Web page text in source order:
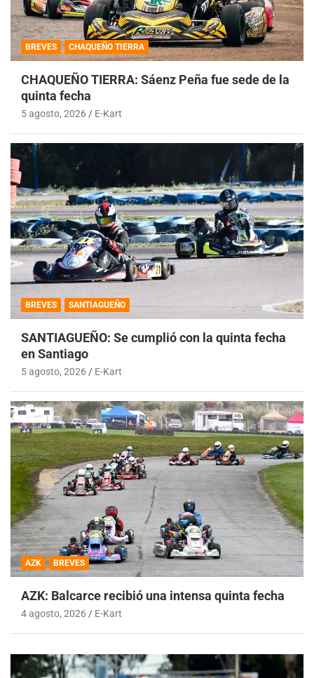
BREVES CHAQUEÑO TIERRA
CHAQUEÑO TIERRA: Sáenz Peña fue sede de la
quinta fecha
5 agosto, 2026 E-Kart
BREVES SANTIAGUEÑO
SANTIAGUEÑO: Se cumplió con la quinta fecha
en Santiago
5 agosto, 2026 E-Kart
AZK BREVES
AZK: Balcarce recibió una intensa quinta fecha
4 agosto, 2026 E-Kart